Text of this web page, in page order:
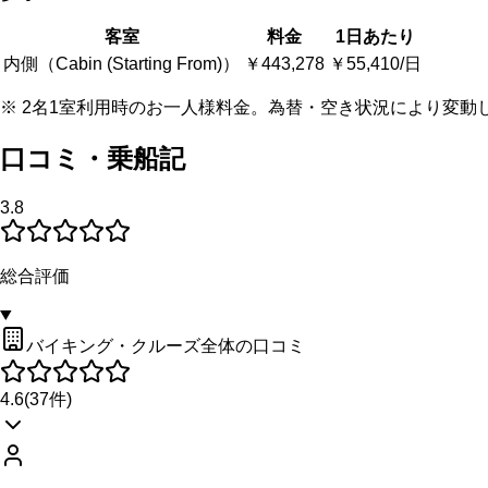
客室 料金
1日あたり
内側（Cabin (Starting From)）
￥443,278 ￥55,410/日
※ 2名1室利用時のお一人様料金。為替・空き状況により変動
口コミ・乗船記
3.8
総合評価
バイキング・クルーズ全体の口コミ
4.6(37件)